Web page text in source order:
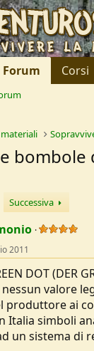
Forum Corsi
materiali
bombole
Successiva
2011
DOT (DER
valore
produttore ai
Italia simboli
un sistema di